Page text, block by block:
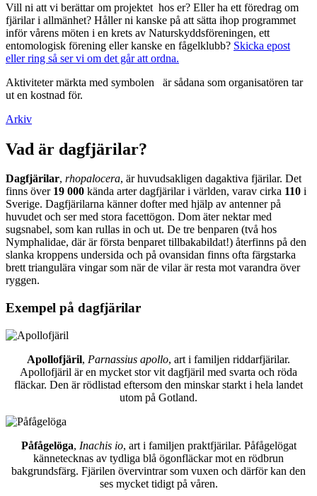
Vill ni att vi berättar om projektet hos er? Eller ha ett föredrag om
fjärilar i allmänhet? Håller ni kanske på att sätta ihop programmet
inför vårens möten i en krets av Naturskyddsföreningen, ett
entomologisk förening eller kanske en fågelklubb? Skicka epost
eller ring så ser vi om det går att ordna.
Aktiviteter märkta med symbolen
är sådana som organisatören tar
ut en kostnad för.
Arkiv
Vad är dagfjärilar?
Dagfjärilar, rhopalocera, är huvudsakligen dagaktiva fjärilar. Det
finns över 19 000 kända arter dagfjärilar i världen, varav cirka 110 i
Sverige. Dagfjärilarna känner dofter med hjälp av antenner på
huvudet och ser med stora facettögon. Dom äter nektar med
sugsnabel, som kan rullas in och ut. De tre benparen (två hos
Nymphalidae, där är första benparet tillbakabildat!) återfinns på den
slanka kroppens undersida och på ovansidan finns ofta färgstarka
brett triangulära vingar som när de vilar är resta mot varandra över
ryggen.
Exempel på dagfjärilar
Apollofjäril, Parnassius apollo, art i familjen riddarfjärilar.
Apollofjäril är en mycket stor vit dagfjäril med svarta och röda
fläckar. Den är rödlistad eftersom den minskar starkt i hela landet
utom på Gotland.
Påfågelöga, Inachis io, art i familjen praktfjärilar. Påfågelögat
kännetecknas av tydliga blå ögonfläckar mot en rödbrun
bakgrundsfärg. Fjärilen övervintrar som vuxen och därför kan den
ses mycket tidigt på våren.